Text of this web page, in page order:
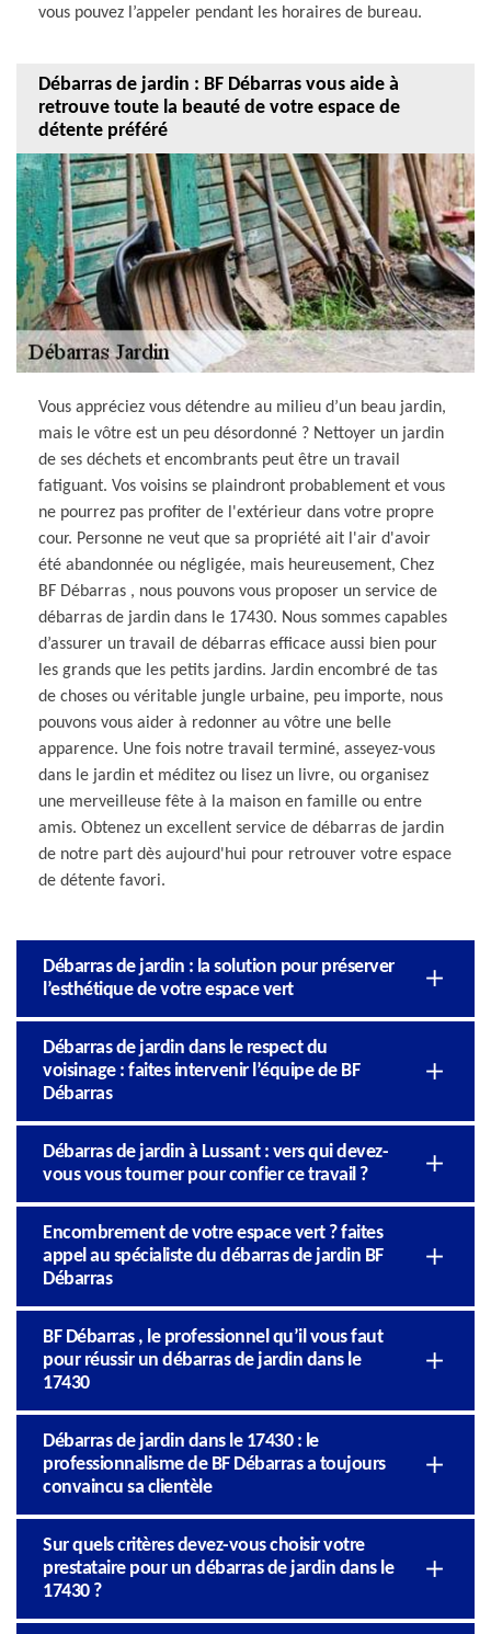
vous pouvez l’appeler pendant les horaires de bureau.
Débarras de jardin : BF Débarras vous aide à
retrouve toute la beauté de votre espace de
détente préféré
Vous appréciez vous détendre au milieu d’un beau jardin,
mais le vôtre est un peu désordonné ? Nettoyer un jardin
de ses déchets et encombrants peut être un travail
fatiguant. Vos voisins se plaindront probablement et vous
ne pourrez pas profiter de l'extérieur dans votre propre
cour. Personne ne veut que sa propriété ait l'air d'avoir
été abandonnée ou négligée, mais heureusement, Chez
BF Débarras , nous pouvons vous proposer un service de
débarras de jardin dans le 17430. Nous sommes capables
d’assurer un travail de débarras efficace aussi bien pour
les grands que les petits jardins. Jardin encombré de tas
de choses ou véritable jungle urbaine, peu importe, nous
pouvons vous aider à redonner au vôtre une belle
apparence. Une fois notre travail terminé, asseyez-vous
dans le jardin et méditez ou lisez un livre, ou organisez
une merveilleuse fête à la maison en famille ou entre
amis. Obtenez un excellent service de débarras de jardin
de notre part dès aujourd'hui pour retrouver votre espace
de détente favori.
Débarras de jardin : la solution pour préserver
l’esthétique de votre espace vert
Débarras de jardin dans le respect du
voisinage : faites intervenir l’équipe de BF
Débarras
Débarras de jardin à Lussant : vers qui devez-
vous vous tourner pour confier ce travail ?
Encombrement de votre espace vert ? faites
appel au spécialiste du débarras de jardin BF
Débarras
BF Débarras , le professionnel qu’il vous faut
pour réussir un débarras de jardin dans le
17430
Débarras de jardin dans le 17430 : le
professionnalisme de BF Débarras a toujours
convaincu sa clientèle
Sur quels critères devez-vous choisir votre
prestataire pour un débarras de jardin dans le
17430 ?